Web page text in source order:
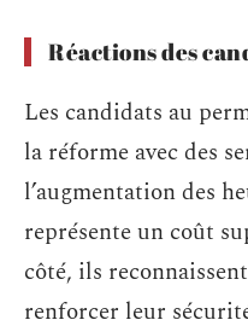
Réactions des
Les candidats au
la réforme avec des
l’augmentation des
représente un coût
côté, ils
renforcer leur